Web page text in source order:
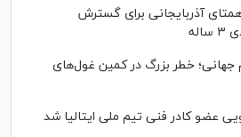
آذربایجانی برای گسترش
خطر بزرگ در کمین غول‌های
عضو کادر فنی تیم ملی ایتالیا شد